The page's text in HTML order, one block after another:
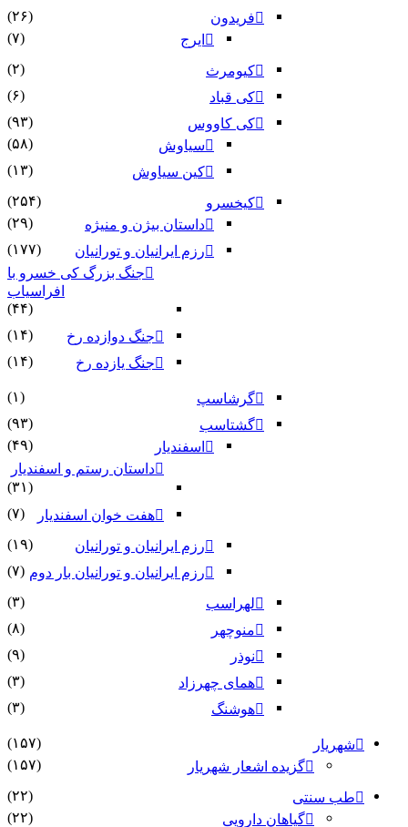
فریدون
(۲۶)
ایرج
(۷)
کیومرث
(۲)
کی قباد
(۶)
کی کاووس
(۹۳)
سیاوش
(۵۸)
کین سیاوش
(۱۳)
کیخسرو
(۲۵۴)
داستان بیژن و منیژه
(۲۹)
رزم ایرانیان و تورانیان
(۱۷۷)
جنگ بزرگ کی خسرو با
افراسیاب
(۴۴)
جنگ دوازده رخ
(۱۴)
جنگ یازده رخ
(۱۴)
گرشاسپ
(۱)
گشتاسب
(۹۳)
اسفندیار
(۴۹)
داستان رستم و اسفندیار
(۳۱)
هفت خوان اسفندیار
(۷)
رزم ایرانیان و تورانیان
(۱۹)
رزم ایرانیان و تورانیان بار دوم (۷)
لهراسب
(۳)
منوچهر
(۸)
نوذر
(۹)
هماى چهرزاد
(۳)
هوشنگ
(۳)
شهریار
(۱۵۷)
گزیده اشعار شهریار
(۱۵۷)
طب سنتی
(۲۲)
گیاهان دارویی
(۲۲)